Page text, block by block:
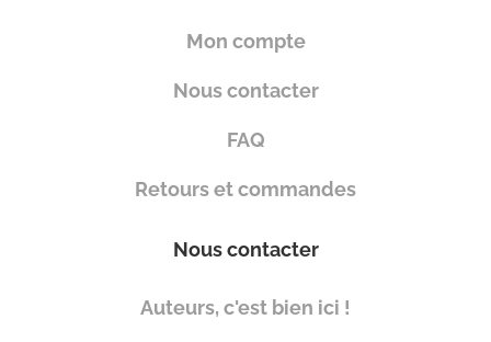
Mon compte
Nous contacter
FAQ
Retours et commandes
Nous contacter
Auteurs, c'est bien ici !